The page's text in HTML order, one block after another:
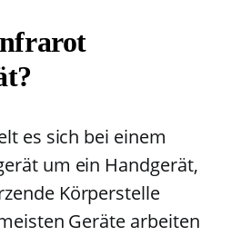
es sich bei einem
um ein Handgerät,
Körperstelle
Geräte arbeiten